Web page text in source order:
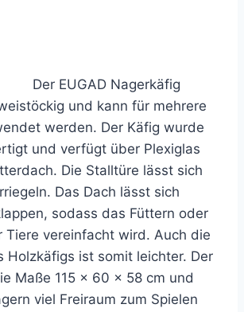
Der EUGAD Nagerkäfig
und kann für mehrere
werden. Der Käfig wurde
und verfügt über Plexiglas
Die Stalltüre lässt sich
Das Dach lässt sich
sodass das Füttern oder
Tiere vereinfacht wird. Auch die
Holzkäfigs ist somit leichter. Der
Maße 115 x 60 x 58 cm und
viel Freiraum zum Spielen